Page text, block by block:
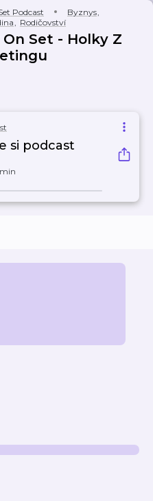
Podcast Byznys,
, Rodičovství
On Set - Holky Z
si podcast